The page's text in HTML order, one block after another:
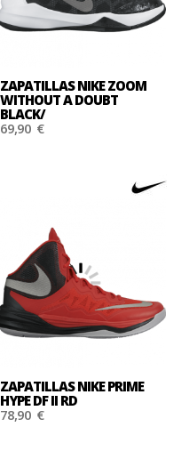
ZAPATILLAS NIKE ZOOM
WITHOUT A DOUBT
BLACK/
69,90 €
ZAPATILLAS NIKE PRIME
HYPE DF II RD
78,90 €